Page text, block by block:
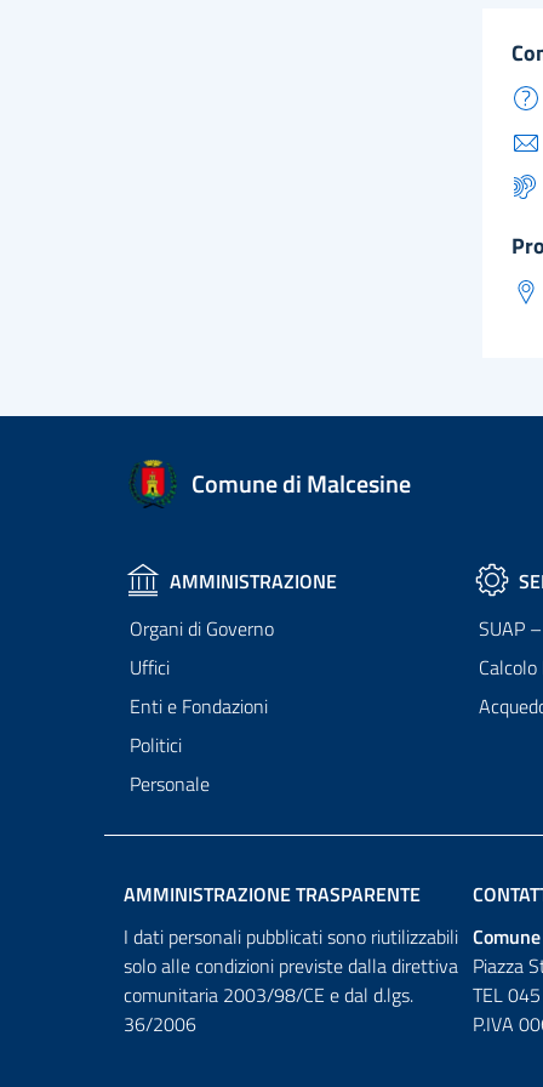
Comune di Malcesine
AMMINISTRAZIONE
Organi di Governo
Uffici
Enti e Fondazioni
Politici
Personale
SUAP
AMMINISTRAZIONE TRASPARENTE
I dati personali pubblicati sono riutilizzabili
solo alle condizioni previste dalla direttiva
comunitaria 2003/98/CE e dal d.lgs.
36/2006
Piazza
TEL
P.IVA